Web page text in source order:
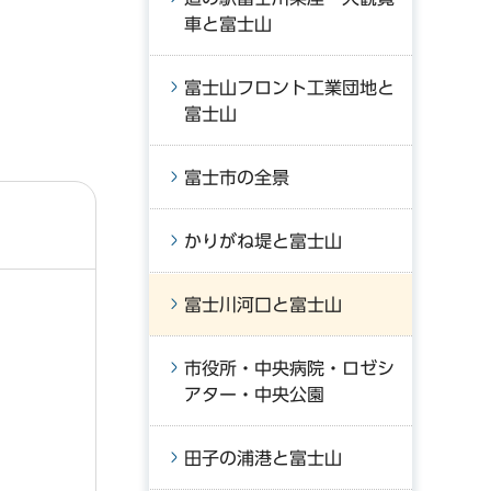
車と富士山
富士山フロント工業団地と
富士山
富士市の全景
かりがね堤と富士山
富士川河口と富士山
市役所・中央病院・ロゼシ
アター・中央公園
田子の浦港と富士山